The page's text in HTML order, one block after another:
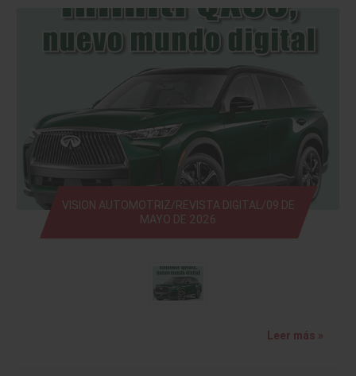
VISION AUTOMOTRIZ/REVISTA DIGITAL/09 DE
MAYO DE 2026
Leer más »